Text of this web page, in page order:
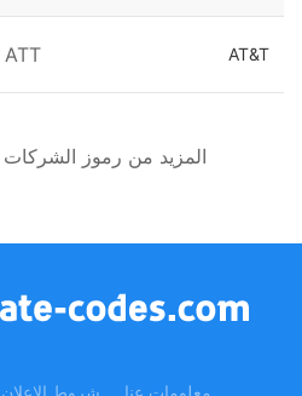
AT&T
ATT
المزيد من رموز الشركات